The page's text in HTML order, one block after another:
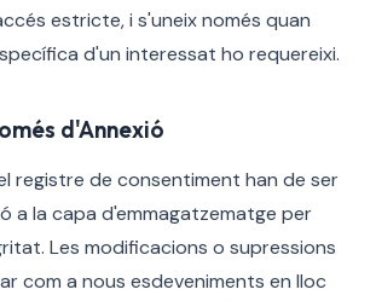
estricte, i s'uneix només quan
d'un interessat ho requereixi.
d'Annexió
registre de consentiment han de ser
a la capa d'emmagatzematge per
Les modificacions o supressions
com a nous esdeveniments en lloc